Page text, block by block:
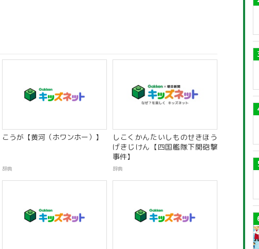
こうが【黄河（ホワンホー）】
辞典
しこくかんたいしものせきほう
げきじけん【四国艦隊下関砲撃
事件】
辞典